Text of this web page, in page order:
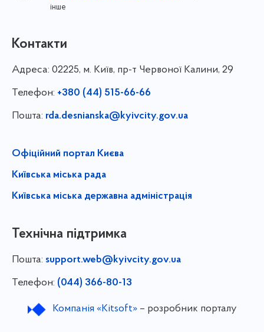
інше
Контакти
Адреса: 02225, м. Київ, пр-т Червоної Калини, 29
Телефон: +380 (44) 515-66-66
Пошта: rda.desnianska@kyivcity.gov.ua
Офіційний портал Києва
Київська міська рада
Київська міська державна адміністрація
Технічна підтримка
Пошта: support.web@kyivcity.gov.ua
Телефон: (044) 366-80-13
Компанія «Kitsoft»– розробник порталу